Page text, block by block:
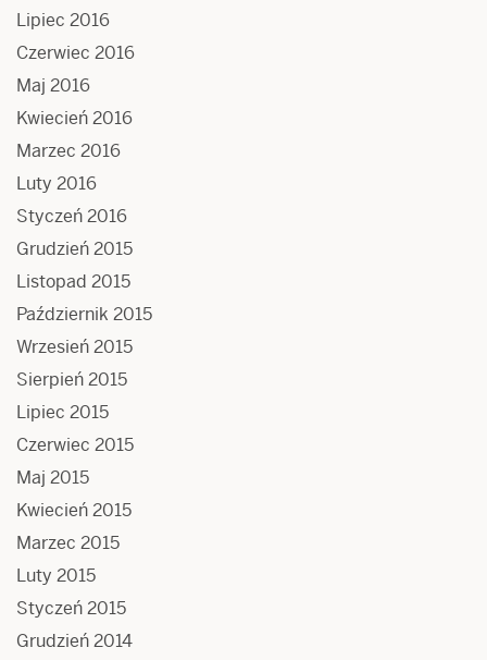
Lipiec 2016
Czerwiec 2016
Maj 2016
Kwiecień 2016
Marzec 2016
Luty 2016
Styczeń 2016
Grudzień 2015
Listopad 2015
Październik 2015
Wrzesień 2015
Sierpień 2015
Lipiec 2015
Czerwiec 2015
Maj 2015
Kwiecień 2015
Marzec 2015
Luty 2015
Styczeń 2015
Grudzień 2014